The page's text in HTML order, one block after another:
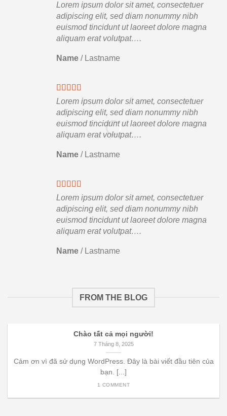
Lorem ipsum dolor sit amet, consectetuer
adipiscing elit, sed diam nonummy nibh
euismod tincidunt ut laoreet dolore magna
aliquam erat volutpat….
Name / Lastname
Lorem ipsum dolor sit amet, consectetuer
adipiscing elit, sed diam nonummy nibh
euismod tincidunt ut laoreet dolore magna
aliquam erat volutpat….
Name / Lastname
Lorem ipsum dolor sit amet, consectetuer
adipiscing elit, sed diam nonummy nibh
euismod tincidunt ut laoreet dolore magna
aliquam erat volutpat….
Name / Lastname
FROM THE BLOG
Chào tất cả mọi người!
7 Tháng 8, 2025
Cảm ơn vì đã sử dụng WordPress. Đây là bài viết đầu tiên của
bạn. [...]
1 COMMENT